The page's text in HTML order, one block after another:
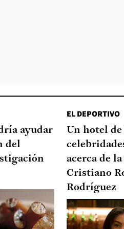
ayudar
del
EL DEPORTIVO
Un hotel
acerca de
Cristiano
Rodríguez